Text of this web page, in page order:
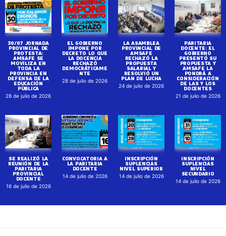
30/07 JORNADA
PROVINCIAL DE
PROTESTA:
AMSAFE SE
MOVILIZA EN
TODA LA
PROVINCIA EN
DEFENSA DE LA
EDUCACIÓN
PÚBLICA
28 de julio de 2026
EL GOBIERNO
IMPONE POR
DECRETO LO QUE
LA DOCENCIA
RECHAZÓ
DEMOCRÁTICAME
NTE
28 de julio de 2026
LA ASAMBLEA
PROVINCIAL DE
AMSAFE
RECHAZÓ LA
PROPUESTA
SALARIAL Y
RESOLVIÓ UN
PLAN DE LUCHA
24 de julio de 2026
PARITARIA
DOCENTE: EL
GOBIERNO
PRESENTÓ SU
PROPUESTA Y
AMSAFE LA
PONDRÁ A
CONSIDERACIÓN
DE LAS Y LOS
DOCENTES
21 de julio de 2026
SE REALIZÓ LA
REUNIÓN DE LA
PARITARIA
PROVINCIAL
DOCENTE
16 de julio de 2026
CONVOCATORIA A
LA PARITARIA
DOCENTE
14 de julio de 2026
INSCRIPCIÓN
SUPLENCIAS
NIVEL SUPERIOR
14 de julio de 2026
INSCRIPCIÓN
SUPLENCIAS
NIVEL
SECUNDARIO
14 de julio de 2026